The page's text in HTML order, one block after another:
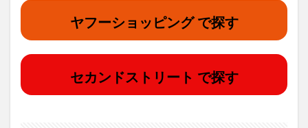
ヤフーショッピング で探す
セカンドストリート で探す